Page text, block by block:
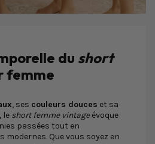
du short
femme
, ses couleurs douces et sa
, le short femme vintageévoque
passées tout en
modernes. Que vous soyez en